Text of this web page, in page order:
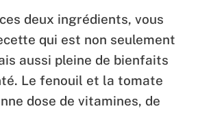
deux ingrédients, vous
qui est non seulement
aussi pleine de bienfaits
Le fenouil et la tomate
dose de vitamines, de